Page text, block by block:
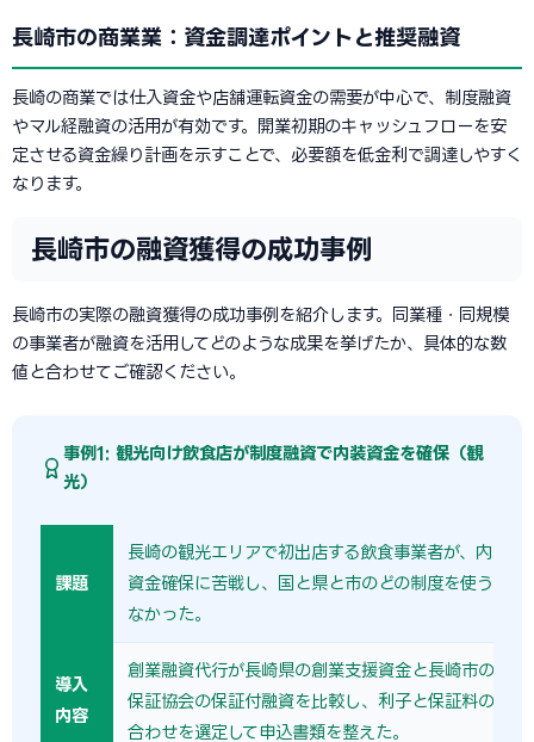
長崎市の商業業：資金調達ポイントと推奨融資
長崎の商業では仕入資金や店舗運転資金の需要が中心で、制度融資
やマル経融資の活用が有効です。開業初期のキャッシュフローを安
定させる資金繰り計画を示すことで、必要額を低金利で調達しやすく
なります。
長崎市の融資獲得の成功事例
長崎市の実際の融資獲得の成功事例を紹介します。同業種・同規模
の事業者が融資を活用してどのような成果を挙げたか、具体的な数
値と合わせてご確認ください。
事例1: 観光向け飲食店が制度融資で内装資金を確保（観
光）
課題
長崎の観光エリアで初出店する飲食事業者が、内装と
資金確保に苦戦し、国と県と市のどの制度を使うべき
なかった。
導入
内容
創業融資代行が長崎県の創業支援資金と長崎市の制度
保証協会の保証付融資を比較し、利子と保証料の負担
合わせを選定して申込書類を整えた。